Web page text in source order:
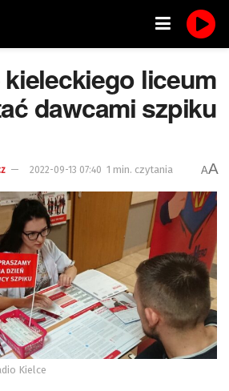
liceum
dawcami szpiku
2022-09-13 07:40 1 min. czytania AA
Kielce